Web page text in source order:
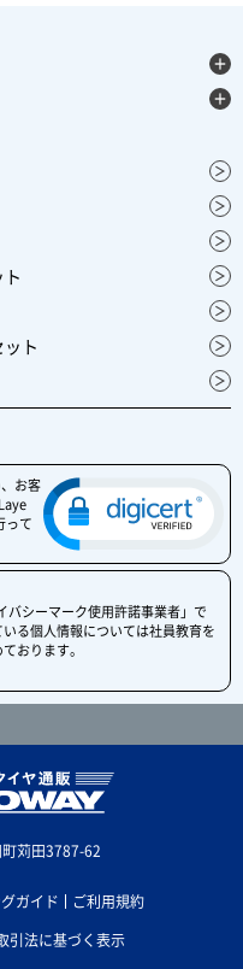
ト
お客
って
バシーマーク使用許諾事業者」で
る個人情報については社員教育を
おります。
苅田3787-62
ガイド
ご利用規約
引法に基づく表示